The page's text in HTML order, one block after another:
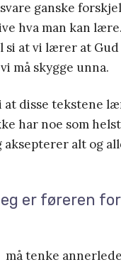
ganske
hva man kan
si at vi lærer at
må skygge unna.
at disse tekstene
har noe som
aksepterer alt og
er føreren
må tenke